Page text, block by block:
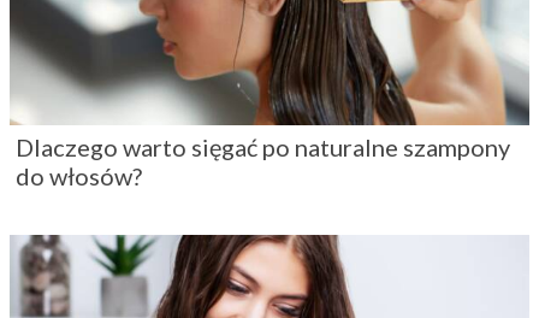
Dlaczego warto sięgać po naturalne szampony
do włosów?